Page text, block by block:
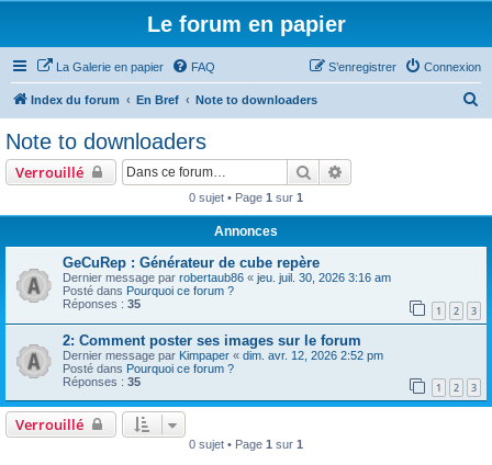
Le forum en papier
La Galerie en papier FAQ Connexion
S’enregistrer
Index du forum En Bref Note to downloaders
Note to downloaders
Verrouillé Rechercher
0 sujet • Page 1 sur 1
Annonces
GeCuRep : Générateur de cube repère
Dernier message par robertaub86 « jeu. juil. 30, 2026 3:16 am
Posté dans Pourquoi ce forum ?
Réponses : 35 1 2 3
2: Comment poster ses images sur le forum
Dernier message par Kimpaper « dim. avr. 12, 2026 2:52 pm
Posté dans Pourquoi ce forum ?
Réponses : 35 1 2 3
Verrouillé
0 sujet • Page 1 sur 1